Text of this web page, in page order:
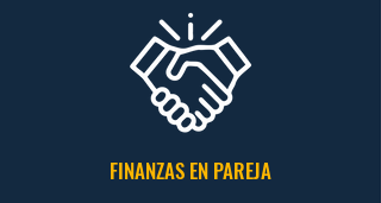
FINANZAS EN PAREJA